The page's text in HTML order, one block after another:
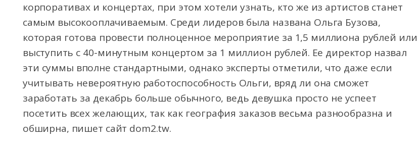
корпоративах и концертах, при этом хотели узнать, кто же из артистов станет
самым высокооплачиваемым. Среди лидеров была названа Ольга Бузова,
которая готова провести полноценное мероприятие за 1,5 миллиона рублей или
выступить с 40-минутным концертом за 1 миллион рублей. Ее директор назвал
эти суммы вполне стандартными, однако эксперты отметили, что даже если
учитывать невероятную работоспособность Ольги, вряд ли она сможет
заработать за декабрь больше обычного, ведь девушка просто не успеет
посетить всех желающих, так как география заказов весьма разнообразна и
обширна, пишет сайт dom2.tw.